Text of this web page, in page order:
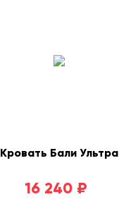
Кровать Бали Ультра
16 240 ₽